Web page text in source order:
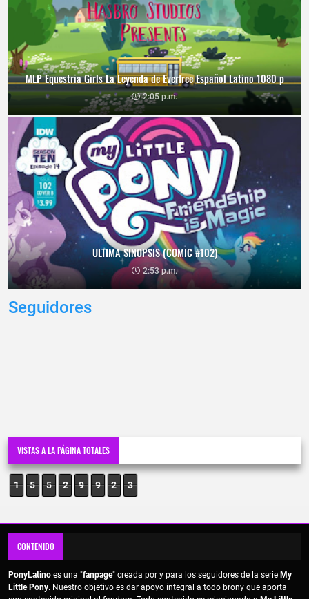
MLP Equestria Girls La Leyenda de Everfree Español Latino 1080 p
2:05 p.m.
ULTIMA SINOPSIS (COMIC #102)
2:53 p.m.
Seguidores
VISTAS A LA PÁGINA TOTALES
1 5 5 2 9 9 2 3
CONTENIDO
PonyLatino es una "fanpage" creada por y para los seguidores de la serie My
Little Pony. Nuestro objetivo es dar apoyo integral a todo brony que aporta